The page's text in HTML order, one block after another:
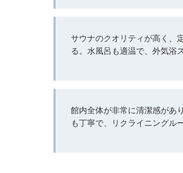
サウナのクオリティが高く、
る。水風呂も適温で、外気浴
館内全体が非常に清潔感があ
も丁寧で、リクライニングル